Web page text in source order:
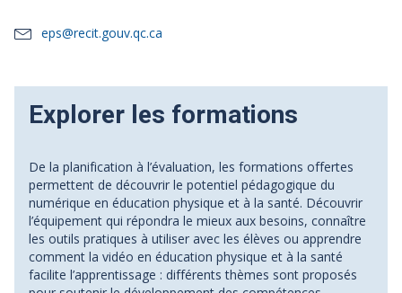
eps@recit.gouv.qc.ca
Explorer les formations
De la planification à l’évaluation, les formations offertes
permettent de découvrir le potentiel pédagogique du
numérique en éducation physique et à la santé. Découvrir
l’équipement qui répondra le mieux aux besoins, connaître
les outils pratiques à utiliser avec les élèves ou apprendre
comment la vidéo en éducation physique et à la santé
facilite l’apprentissage : différents thèmes sont proposés